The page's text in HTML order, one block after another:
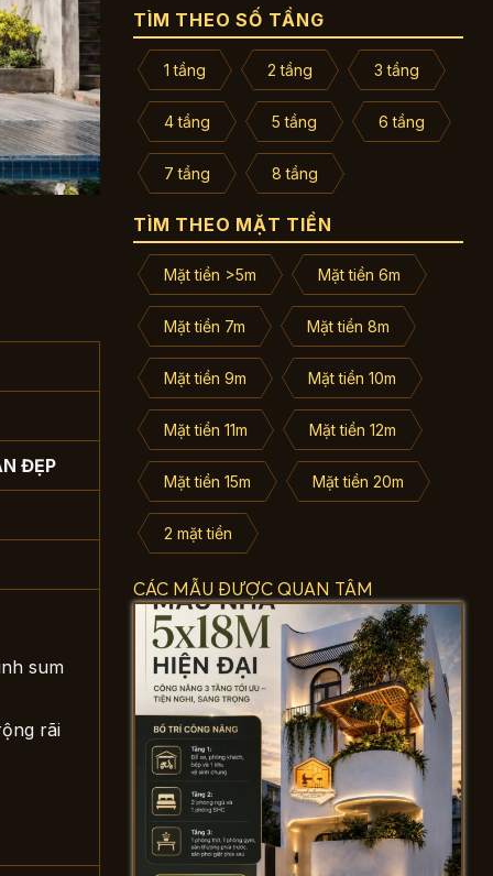
ĐẸP
sum
rãi
TÌM THEO SỐ TẦNG
1 tầng 2 tầng 3 tầng
4 tầng 5 tầng 6 tầng
7 tầng 8 tầng
TÌM THEO MẶT TIỀN
Mặt tiền >5m Mặt tiền 6m
Mặt tiền 7m Mặt tiền 8m
Mặt tiền 9m Mặt tiền 10m
Mặt tiền 11m Mặt tiền 12m
Mặt tiền 15m Mặt tiền 20m
2 mặt tiền
CÁC MẪU ĐƯỢC QUAN TÂM